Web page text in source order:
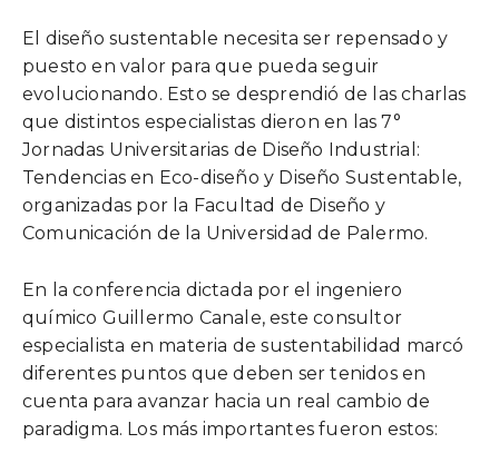
El diseño sustentable necesita ser repensado y
puesto en valor para que pueda seguir
evolucionando. Esto se desprendió de las charlas
que distintos especialistas dieron en las 7°
Jornadas Universitarias de Diseño Industrial:
Tendencias en Eco-diseño y Diseño Sustentable,
organizadas por la Facultad de Diseño y
Comunicación de la Universidad de Palermo.
En la conferencia dictada por el ingeniero
químico Guillermo Canale, este consultor
especialista en materia de sustentabilidad marcó
diferentes puntos que deben ser tenidos en
cuenta para avanzar hacia un real cambio de
paradigma. Los más importantes fueron estos: